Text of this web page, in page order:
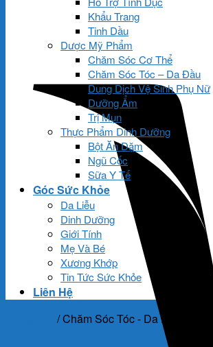
Khẩu Trang
Tinh Dầu
Dược Mỹ Phẩm
Chăm Sóc Cơ Thể
Chăm Sóc Tóc – Da Đầu
Dung Dịch Vệ Sinh Phụ Nữ
Dưỡng Ẩm
Trị Mụn
Thực Phẩm Dinh Dưỡng
Bột Ăn Dặm
Ngũ Cốc
Sữa Y Tế
Góc Sức Khỏe
Da Liễu
Dinh Dưỡng
Giới Tính
Mẹ Và Bé
Xương Khớp
Tin Tức Sức Khỏe
Liên Hệ
/Chăm Sóc Tóc - Da Đầu